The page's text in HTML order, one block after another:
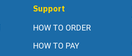
Support
HOW TO ORDER
HOW TO PAY